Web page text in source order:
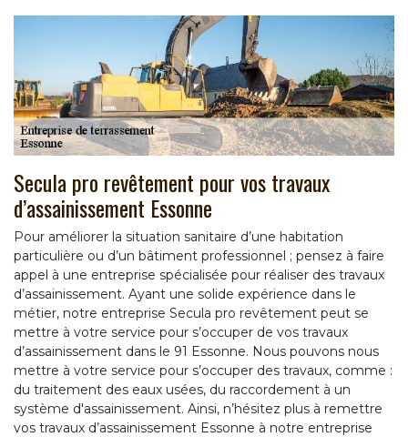
Secula pro revêtement pour vos travaux
d’assainissement Essonne
Pour améliorer la situation sanitaire d’une habitation
particulière ou d’un bâtiment professionnel ; pensez à faire
appel à une entreprise spécialisée pour réaliser des travaux
d’assainissement. Ayant une solide expérience dans le
métier, notre entreprise Secula pro revêtement peut se
mettre à votre service pour s’occuper de vos travaux
d’assainissement dans le 91 Essonne. Nous pouvons nous
mettre à votre service pour s’occuper des travaux, comme :
du traitement des eaux usées, du raccordement à un
système d'assainissement. Ainsi, n’hésitez plus à remettre
vos travaux d’assainissement Essonne à notre entreprise